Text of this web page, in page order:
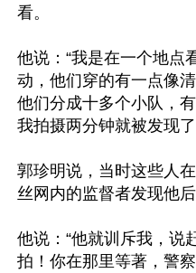
看。
他说：“我是在一个地点
动，他们穿的有一点像
他们分成十多个小队，
我拍摄两分钟就被发现
郭珍明说，当时这些人
丝网内的监督者发现他后
他说：“他就训斥我，说
拍！你在那里等著，警